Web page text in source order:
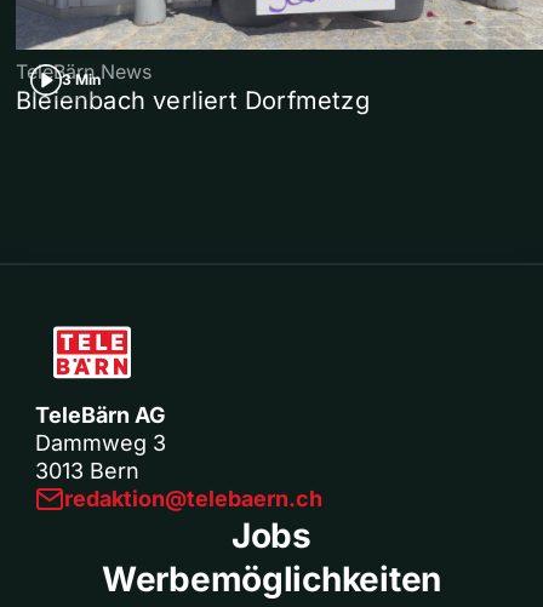
3 Min
TeleBärn News
Bleienbach verliert Dorfmetzg
TeleBärn AG
Dammweg 3
3013 Bern
redaktion@telebaern.ch
Jobs
Werbemöglichkeiten